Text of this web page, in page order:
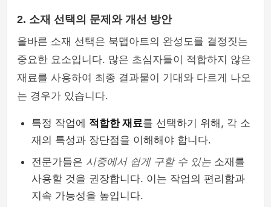
2. 소재 선택의 문제와 개선 방안
올바른 소재 선택은 북맵아트의 완성도를 결정짓는
중요한 요소입니다. 많은 초심자들이 적합하지 않은
재료를 사용하여 최종 결과물이 기대와 다르게 나오
는 경우가 있습니다.
특정 작업에 적합한 재료를 선택하기 위해, 각 소
재의 특성과 장단점을 이해해야 합니다.
전문가들은 시중에서 쉽게 구할 수 있는 소재를
사용할 것을 권장합니다. 이는 작업의 편리함과
지속 가능성을 높입니다.